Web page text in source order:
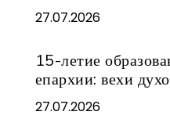
27.07.2026
15-летие
епархии: вехи
27.07.2026